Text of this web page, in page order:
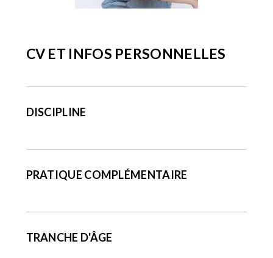
CV ET INFOS PERSONNELLES
DISCIPLINE
PRATIQUE COMPLÉMENTAIRE
TRANCHE D'ÂGE